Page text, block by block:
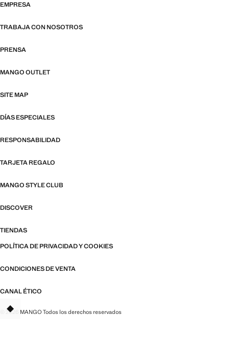
EMPRESA
TRABAJA CON NOSOTROS
PRENSA
MANGO OUTLET
SITE MAP
DÍAS ESPECIALES
RESPONSABILIDAD
TARJETA REGALO
MANGO STYLE CLUB
DISCOVER
TIENDAS
POLÍTICA DE PRIVACIDAD Y COOKIES
CONDICIONES DE VENTA
CANAL ÉTICO
© 2026 MANGO Todos los derechos reservados